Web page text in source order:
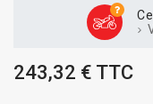
243,32 € TTC